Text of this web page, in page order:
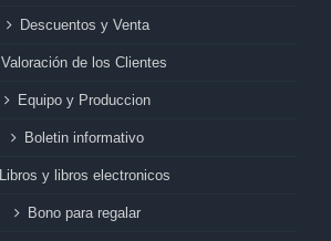
Descuentos y Venta
Valoración de los Clientes
Equipo y Produccion
Boletin informativo
Libros y libros electronicos
Bono para regalar